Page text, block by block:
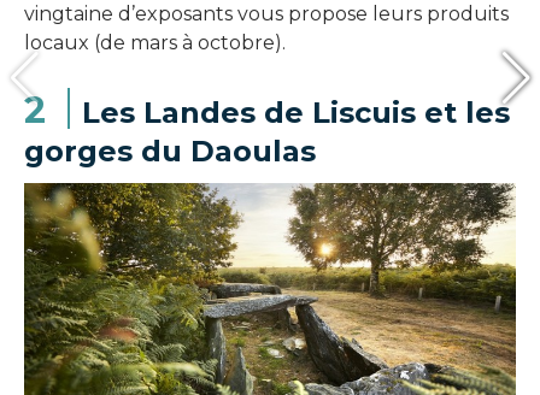
vingtaine d’exposants vous propose leurs produits
locaux (de mars à octobre).
2
Les Landes de Liscuis et les
gorges du Daoulas